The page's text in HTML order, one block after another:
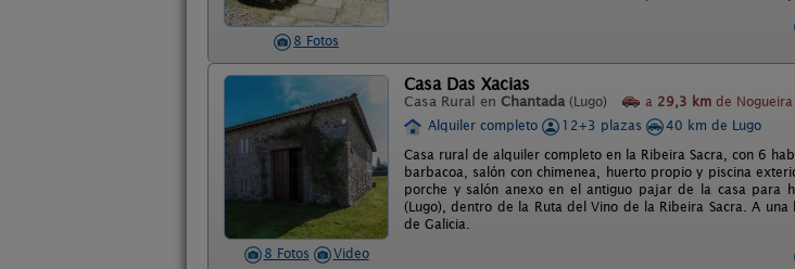
8 Fotos
8 Fotos Video
Casa Das Xacias
Casa Rural en Chantada (Lugo) a 29,3 km de
Alquiler completo
12+3 plazas
40 km de Lugo
Casa rural de alquiler completo en la Ribeira Sacra, con 6
barbacoa, salón con chimenea, huerto propio y piscina
porche y salón anexo en el antiguo pajar de la casa para
(Lugo), dentro de la Ruta del Vino de la Ribeira Sacra. A
de Galicia.